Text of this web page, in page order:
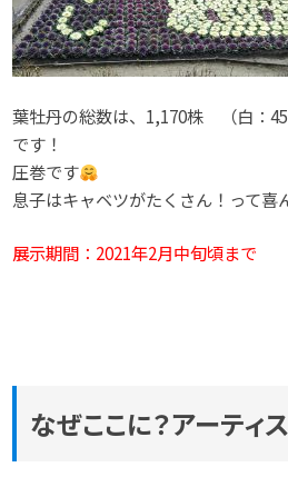
葉牡丹の総数は、1,170株 （白：
です！
圧巻です
息子はキャベツがたくさん！って喜
展示期間：2021年2月中旬頃まで
なぜここに？アーティ